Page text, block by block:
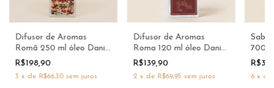
Difusor de Aromas
Romã 250 ml óleo Dani
Fernandes xx
R$198,90
3 x de R$66,30 sem juros
Difusor de Aromas
Roma 120 ml óleo Dani
Fernandes xx
R$139,90
2 x de R$69,95 sem juros 6 x de